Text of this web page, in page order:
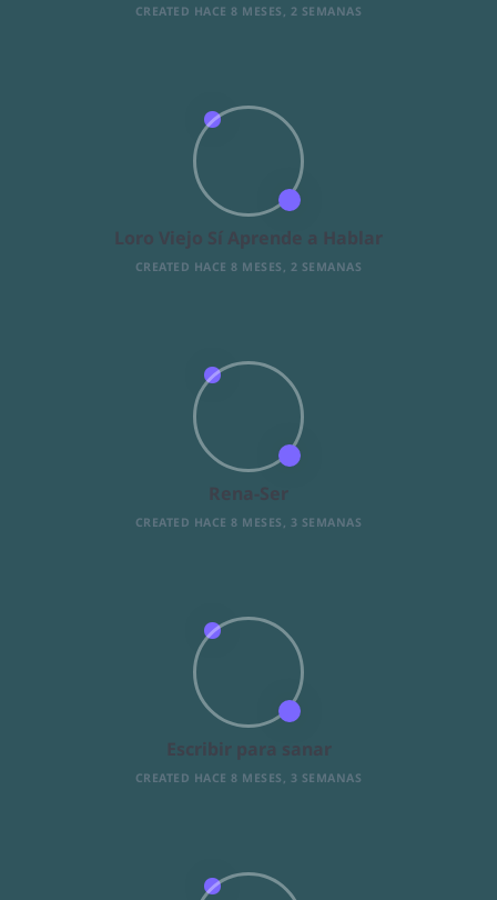
CREATED HACE 8 MESES, 2 SEMANAS
CREATED HACE 8 MESES, 2 SEMANAS
CREATED HACE 8 MESES, 3 SEMANAS
CREATED HACE 8 MESES, 3 SEMANAS